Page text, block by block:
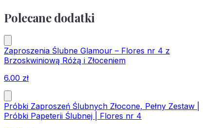
Polecane dodatki
Zaproszenia Ślubne Glamour – Flores nr 4 z
Brzoskwiniową Różą i Złoceniem
6.00 zł
Próbki Zaproszeń Ślubnych Złocone, Pełny Zestaw |
Próbki Papeterii Ślubnej | Flores nr 4